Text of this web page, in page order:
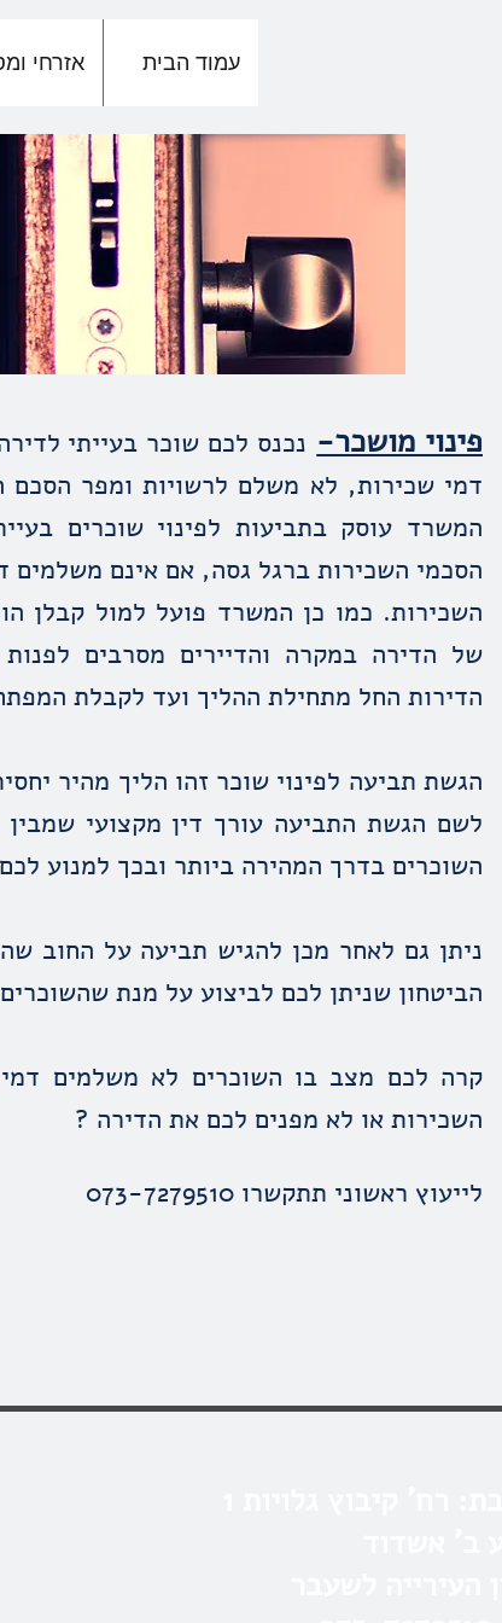
פינוי מושכר- נכנס לכם שוכר בעייתי
דמי שכירות, לא משלם לרשויות ומפר הסכם
המשרד עוסק בתביעות לפינוי שוכרים
הסכמי השכירות ברגל גסה, אם אינם משלמים
השכירות. כמו כן המשרד פועל למול קבלן
של הדירה במקרה והדיירים מסרבים
הדירות החל מתחילת ההליך ועד לקבלת
הגשת תביעה לפינוי שוכר זהו הליך מהיר
לשם הגשת התביעה עורך דין מקצועי שמבין
השוכרים בדרך המהירה ביותר ובכך למנוע
ניתן גם לאחר מכן להגיש תביעה על החוב
הביטחון שניתן לכם לביצוע על מנת
קרה לכם מצב בו השוכרים לא משלמים
השכירות או לא מפנים לכם את הדירה ?
לייעוץ ראשוני תתקשרו 073-7279510
עמוד הבית אזרחי